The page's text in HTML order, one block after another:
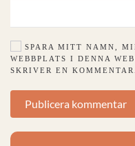
SPARA MITT NAMN,
WEBBPLATS I DENNA
SKRIVER EN KOMMENTAR.
Publicera kommentar